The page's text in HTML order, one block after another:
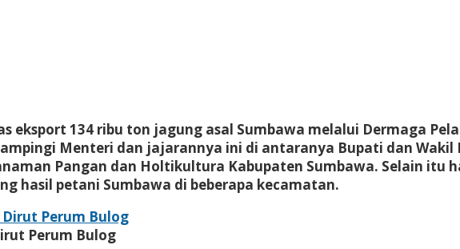
eksport 134 ribu ton jagung asal Sumbawa melalui Dermaga
Menteri dan jajarannya ini di antaranya Bupati dan Wakil
Pangan dan Holtikultura Kabupaten Sumbawa. Selain itu
hasil petani Sumbawa di beberapa kecamatan.
Perum Bulog